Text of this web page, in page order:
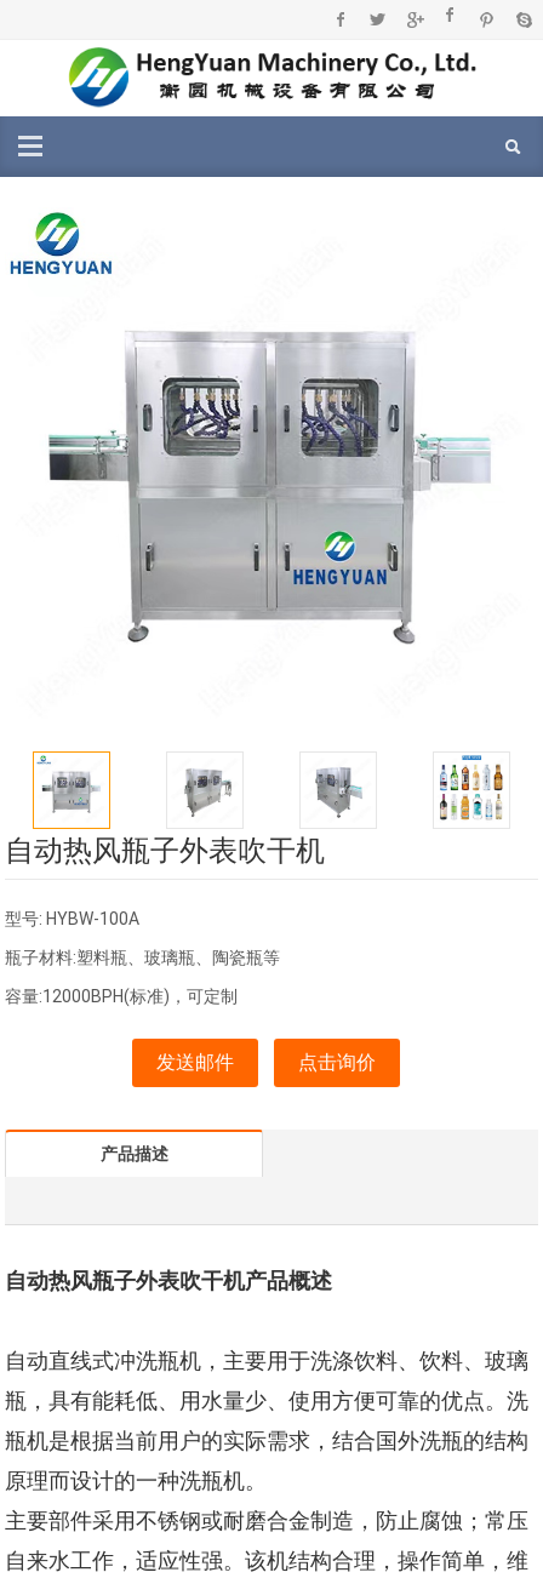
自动热风瓶子外表吹干机
型号: HYBW-100A
瓶子材料:塑料瓶、玻璃瓶、陶瓷瓶等
容量:12000BPH(标准)，可定制
发送邮件 点击询价
产品描述
自动热风瓶子外表吹干机产品概述
自动直线式冲洗瓶机，主要用于洗涤饮料、饮料、玻璃
瓶，具有能耗低、用水量少、使用方便可靠的优点。洗
瓶机是根据当前用户的实际需求，结合国外洗瓶的结构
原理而设计的一种洗瓶机。
主要部件采用不锈钢或耐磨合金制造，防止腐蚀；常压
自来水工作，适应性强。该机结构合理，操作简单，维